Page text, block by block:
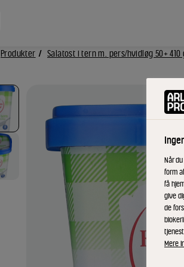
Produkter Salatost i tern m. pers/hvidløg 50+ 410
Når
form
få
give
de
Mere